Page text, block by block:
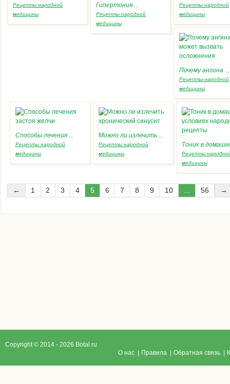
Рецепты народной
медицины
Гипертония ...
Рецепты народной
медицины
Рецепты народной
медицины
Почему ангина ...
Рецепты народной
медицины
Способы лечения ...
Рецепты народной
медицины
Можно ли излечить ...
Рецепты народной
медицины
Тоник в
Рецепты
медицины
← 1 2 3 4 5 6 7 8 9 10 56 →
Copyright © 2014 - 2026 Botal.ru
O нас
Правила Обратная связь